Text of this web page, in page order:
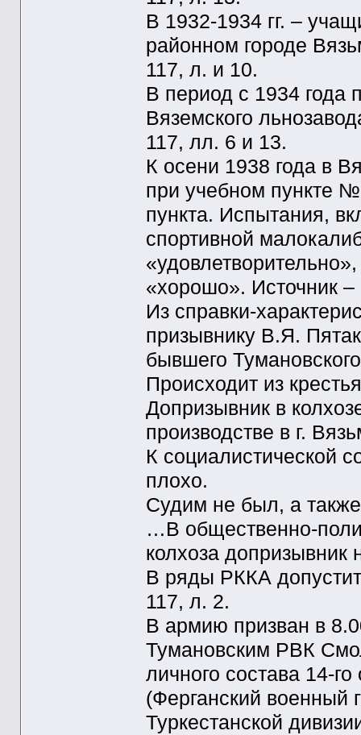
В 1932-1934 гг. –
районном городе
117, л. и 10.
В период с 1934 года
Вяземского
117, лл. 6 и 13.
К осени 1938 года в
при учебном пункте №
пункта. Испытания,
спортивной
«хорошо». Источник
Из справки-
призывнику В.Я.
бывшего
Происходит из
Допризывник в
производстве в г.
К социалистической
плохо.
Судим не был, а
…В общественно-
колхоза допризывник
В ряды РККА
117, л. 2.
В армию призван в
Тумановским РВК
личного состава 14-
(Ферганский военный
Туркестанской